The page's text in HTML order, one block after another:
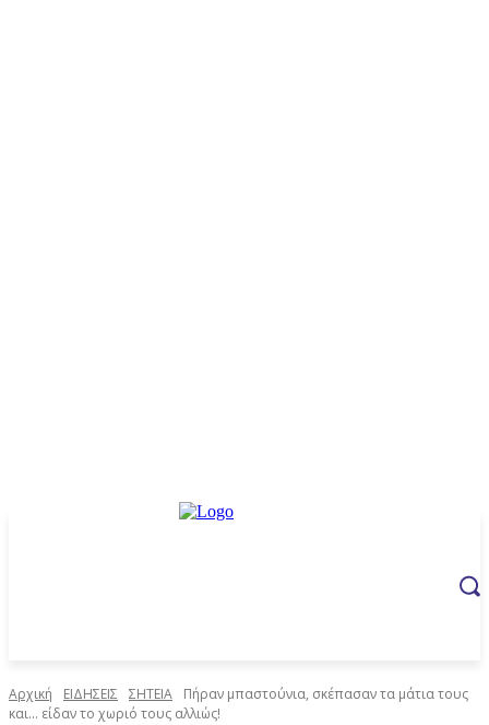
Αρχική ΕΙΔΗΣΕΙΣ ΣΗΤΕΙΑ
Πήραν μπαστούνια, σκέπασαν τα μάτια τους
και… είδαν το χωριό τους αλλιώς!